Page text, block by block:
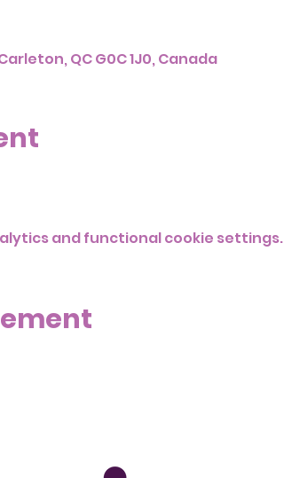
QC G0C 1J0, Canada
and functional cookie settings.